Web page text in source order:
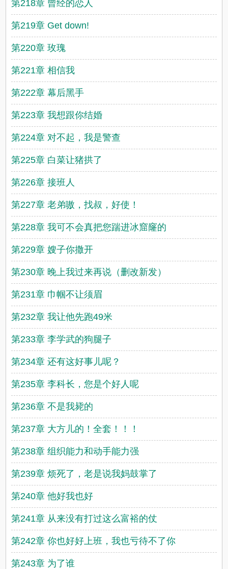
第218章 曾经的恋人
第219章 Get down!
第220章 玫瑰
第221章 相信我
第222章 幕后黑手
第223章 我想跟你结婚
第224章 对不起，我是警查
第225章 白菜让猪拱了
第226章 接班人
第227章 老弟嗷，找叔，好使！
第228章 我可不会真把您踹进冰窟窿的
第229章 嫂子你撒开
第230章 晚上我过来再说（删改新发）
第231章 巾帼不让须眉
第232章 我让他先跑49米
第233章 李学武的狗腿子
第234章 还有这好事儿呢？
第235章 李科长，您是个好人呢
第236章 不是我毙的
第237章 大方儿的！全套！！！
第238章 组织能力和动手能力强
第239章 烦死了，老是说我妈鼓掌了
第240章 他好我也好
第241章 从来没有打过这么富裕的仗
第242章 你也好好上班，我也亏待不了你
第243章 为了谁